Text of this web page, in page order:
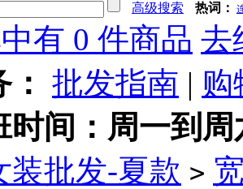
高级搜索 热词：
有 0 件商品 去
批发指南 | 购
时间：周一到
装批发-夏款 >